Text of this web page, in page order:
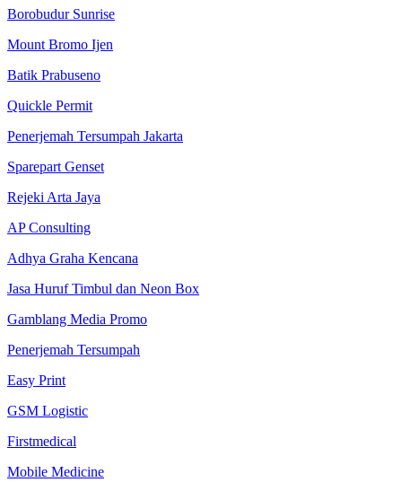
Borobudur Sunrise
Mount Bromo Ijen
Batik Prabuseno
Quickle Permit
Penerjemah Tersumpah Jakarta
Sparepart Genset
Rejeki Arta Jaya
AP Consulting
Adhya Graha Kencana
Jasa Huruf Timbul dan Neon Box
Gamblang Media Promo
Penerjemah Tersumpah
Easy Print
GSM Logistic
Firstmedical
Mobile Medicine